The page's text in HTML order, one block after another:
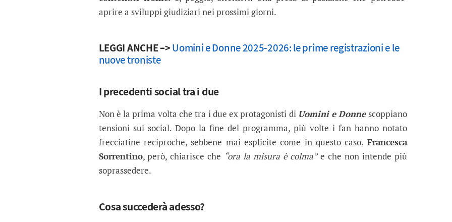
aprire a sviluppi giudiziari nei prossimi giorni.
LEGGI ANCHE –>Uomini e Donne 2025-2026: le prime registrazioni e le
nuove troniste
I precedenti social tra i due
Non è la prima volta che tra i due ex protagonisti di Uomini e Donnescoppiano
tensioni sui social. Dopo la fine del programma, più volte i fan hanno notato
frecciatine reciproche, sebbene mai esplicite come in questo caso. Francesca
Sorrentino, però, chiarisce che “ora la misura è colma”e che non intende più
soprassedere.
Cosa succederà adesso?